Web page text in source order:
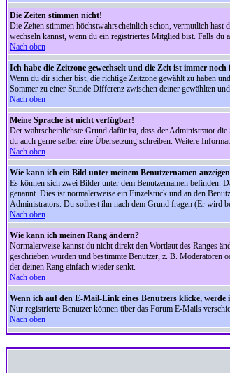
Die Zeiten stimmen nicht!
Die Zeiten stimmen höchstwahrscheinlich schon, vermutlich hast
wechseln kannst, wenn du ein registriertes Mitglied bist. Falls du
Nach oben
Ich habe die Zeitzone gewechselt und die Zeit ist immer noch
Wenn du dir sicher bist, die richtige Zeitzone gewählt zu haben
Sommer zu einer Stunde Differenz zwischen deiner gewählten
Nach oben
Meine Sprache ist nicht verfügbar!
Der wahrscheinlichste Grund dafür ist, dass der Administrator
du auch gerne selber eine Übersetzung schreiben. Weitere
Nach oben
Wie kann ich ein Bild unter meinem Benutzernamen
Es können sich zwei Bilder unter dem Benutzernamen befinden.
genannt. Dies ist normalerweise ein Einzelstück und an den
Administrators. Du solltest ihn nach dem Grund fragen (Er wird
Nach oben
Wie kann ich meinen Rang ändern?
Normalerweise kannst du nicht direkt den Wortlaut des Ranges
geschrieben wurden und bestimmte Benutzer, z. B. Moderatoren
der deinen Rang einfach wieder senkt.
Nach oben
Wenn ich auf den E-Mail-Link eines Benutzers klicke, werde
Nur registrierte Benutzer können über das Forum E-Mails
Nach oben